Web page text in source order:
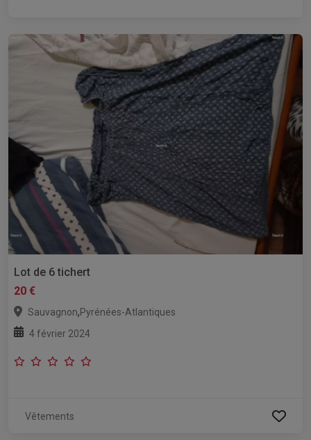
Lot de 6 tichert
20 €
Sauvagnon,Pyrénées-Atlantiques
4 février 2024
Vêtements